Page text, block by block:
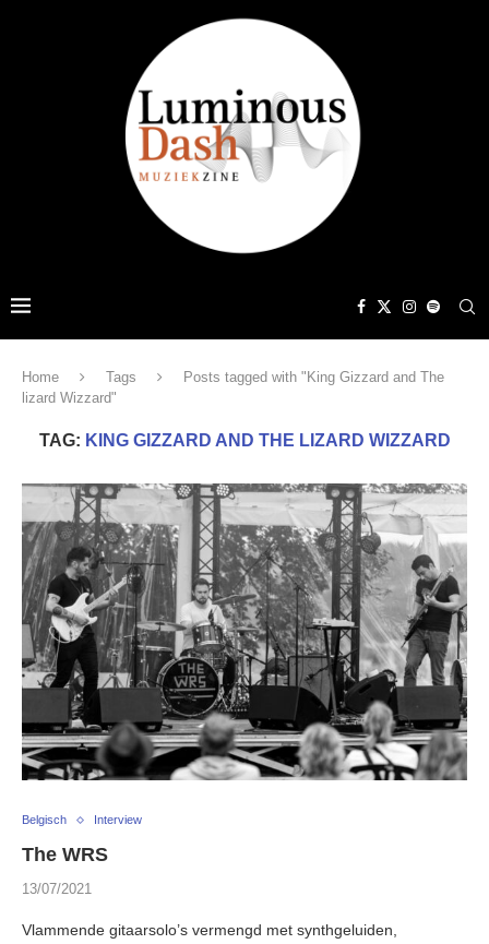
Home Tags
Posts tagged with "King Gizzard and The
lizard Wizzard"
TAG: KING GIZZARD AND THE LIZARD WIZZARD
Belgisch Interview
The WRS
13/07/2021
Vlammende gitaarsolo’s vermengd met synthgeluiden,